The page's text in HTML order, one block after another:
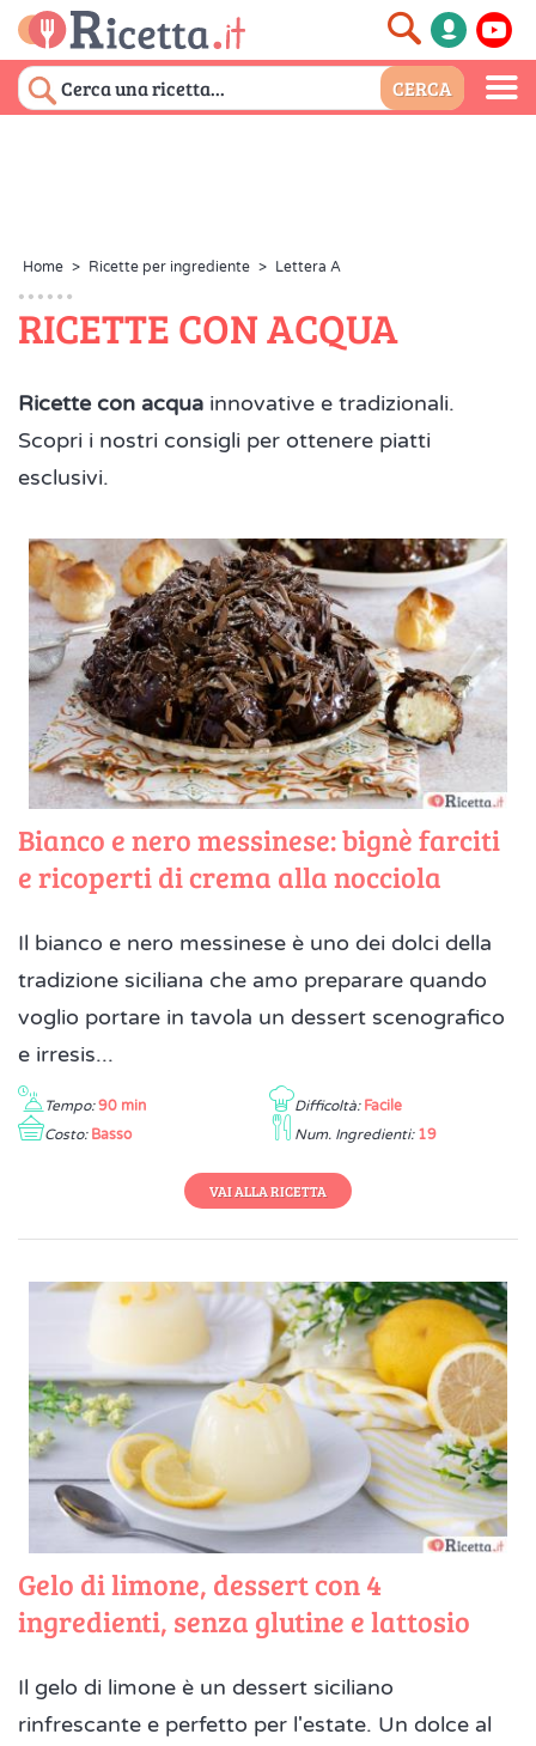
Home > Ricette per ingrediente > Lettera A
RICETTE CON ACQUA
Ricette con acqua innovative e tradizionali.
Scopri i nostri consigli per ottenere piatti
esclusivi.
Bianco e nero messinese: bignè farciti
e ricoperti di crema alla nocciola
Il bianco e nero messinese è uno dei dolci della
tradizione siciliana che amo preparare quando
voglio portare in tavola un dessert scenografico
e irresis...
Tempo: 90 min Difficoltà: Facile
Costo: Basso Num. Ingredienti: 19
VAI ALLA RICETTA
Gelo di limone, dessert con 4
ingredienti, senza glutine e lattosio
Il gelo di limone è un dessert siciliano
rinfrescante e perfetto per l'estate. Un dolce al